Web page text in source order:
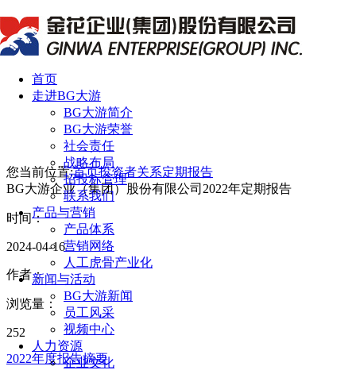
首页
走进BG大游
BG大游简介
BG大游荣誉
社会责任
战略布局
招投标管理
联系我们
产品与营销
产品体系
营销网络
人工虎骨产业化
新闻与活动
BG大游新闻
员工风采
视频中心
人力资源
企业文化
您当前位置:首页投资者关系定期报告
BG大游企业（集团）股份有限公司2022年定期报告
时间：
2024-04-16
作者：
浏览量：
252
2022年度报告摘要